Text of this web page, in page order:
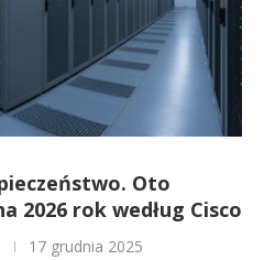
Oto
2026 rok według Cisco
17 grudnia 2025